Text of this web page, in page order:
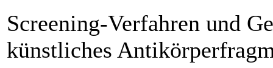
Screening-Verfahren und
künstliches